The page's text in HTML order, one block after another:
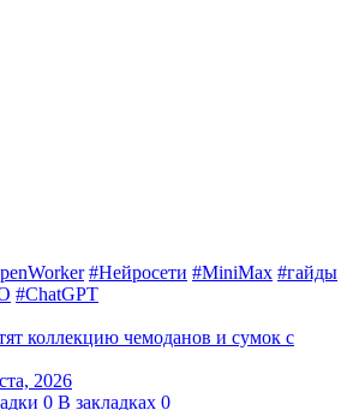
#Нейросети #MiniMax #гайды
#ChatGPT
коллекцию чемоданов и сумок с
2026
0 В закладках 0